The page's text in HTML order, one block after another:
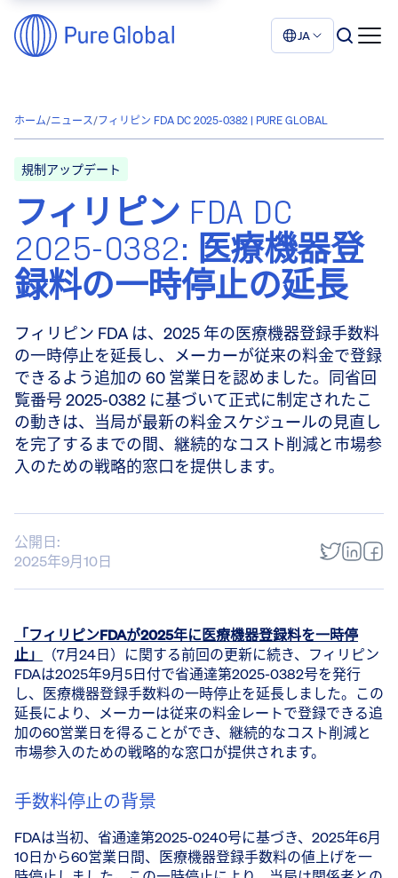
JA
ホーム/ニュース/フィリピン FDA DC 2025-0382 | PURE GLOBAL
規制アップデート
フィリピン FDA DC
2025-0382: 医療機器登
録料の一時停止の延長
フィリピン FDA は、2025 年の医療機器登録手数料
の一時停止を延長し、メーカーが従来の料金で登録
できるよう追加の 60 営業日を認めました。同省回
覧番号 2025-0382 に基づいて正式に制定されたこ
の動きは、当局が最新の料金スケジュールの見直し
を完了するまでの間、継続的なコスト削減と市場参
入のための戦略的窓口を提供します。
公開日:
2025年9月10日
「フィリピンFDAが2025年に医療機器登録料を一時停
止」
（7月24日）に関する前回の更新に続き、フィリピン
FDAは2025年9月5日付で省通達第2025-0382号を発行
し、医療機器登録手数料の一時停止を延長しました。この
延長により、メーカーは従来の料金レートで登録できる追
加の60営業日を得ることができ、継続的なコスト削減と
市場参入のための戦略的な窓口が提供されます。
手数料停止の背景
FDAは当初、省通達第2025-0240号に基づき、2025年6月
10日から60営業日間、医療機器登録手数料の値上げを一